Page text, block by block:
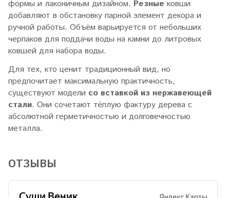
формы и лаконичным дизайном. Резные ковши
добавляют в обстановку парной элемент декора и
ручной работы. Объём варьируется от небольших
черпаков для поддачи воды на камни до литровых
ковшей для набора воды.
Для тех, кто ценит традиционный вид, но
предпочитает максимальную практичность,
существуют модели со вставкой из нержавеющей
стали. Они сочетают тёплую фактуру дерева с
абсолютной герметичностью и долговечностью
металла.
ОТЗЫВЫ